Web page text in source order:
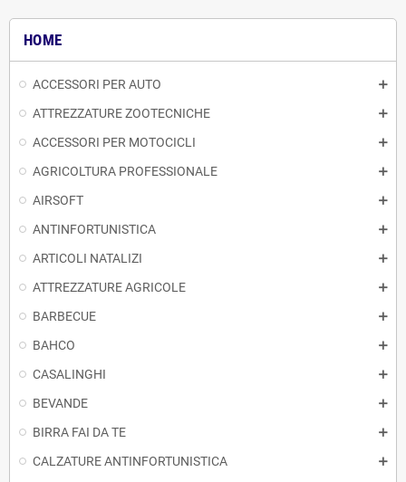
HOME
ACCESSORI PER AUTO
ATTREZZATURE ZOOTECNICHE
ACCESSORI PER MOTOCICLI
AGRICOLTURA PROFESSIONALE
AIRSOFT
ANTINFORTUNISTICA
ARTICOLI NATALIZI
ATTREZZATURE AGRICOLE
BARBECUE
BAHCO
CASALINGHI
BEVANDE
BIRRA FAI DA TE
CALZATURE ANTINFORTUNISTICA